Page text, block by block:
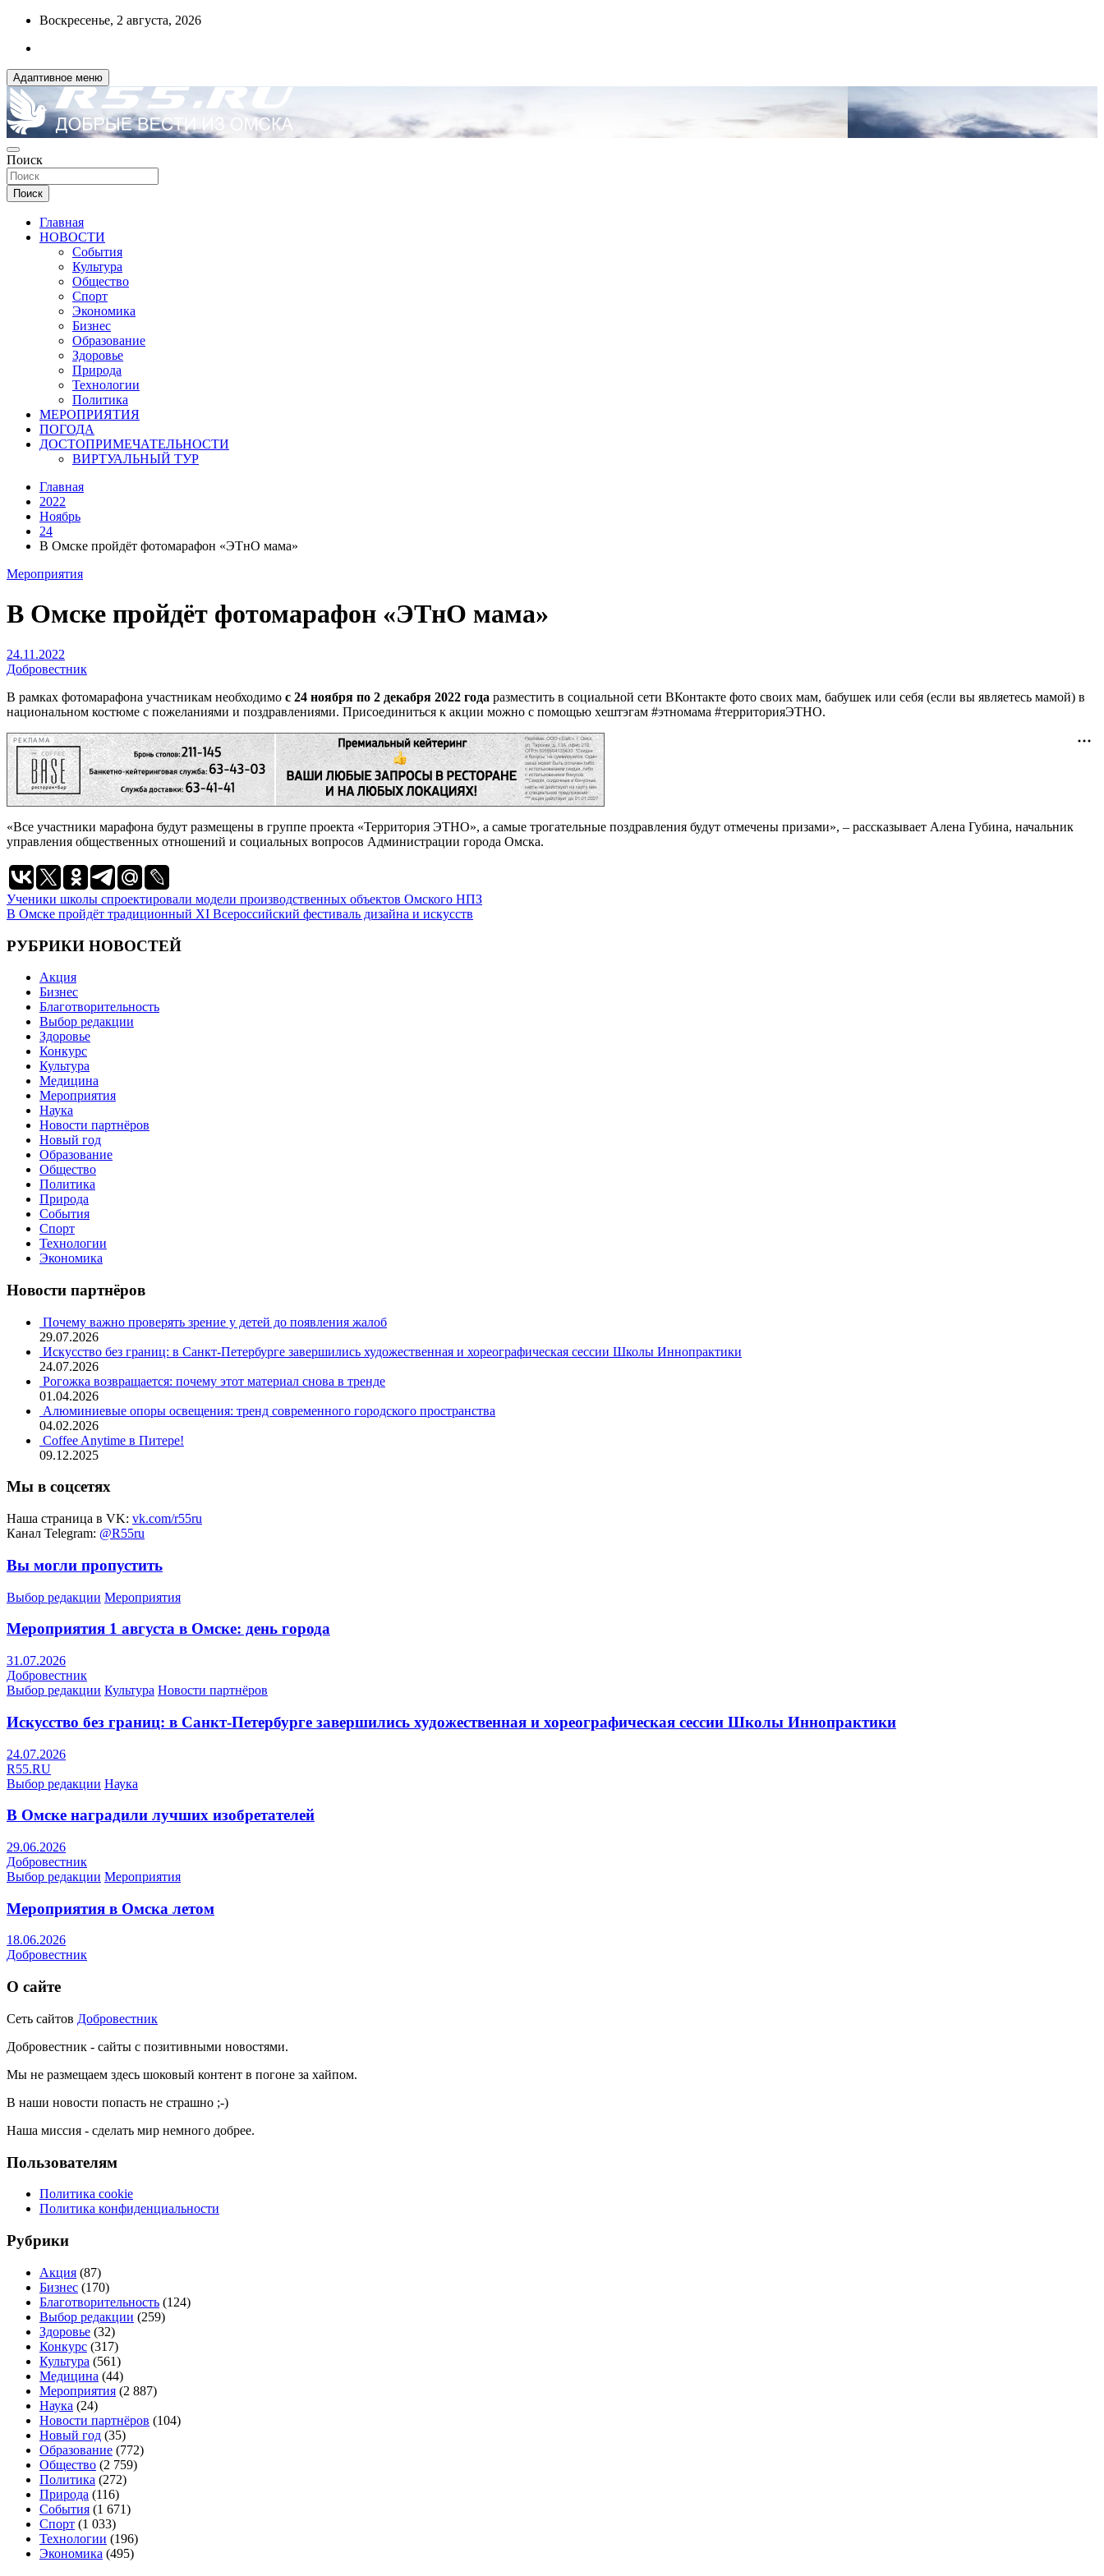
Перейти
содержимому
Воскресенье, 2 августа, 2026
Адаптивное меню
R55.RU
ДОБРЫЕ ВЕСТИ ИЗ ОМСКА
Поиск
Поиск
Главная
НОВОСТИ
События
Культура
Общество
Спорт
Экономика
Бизнес
Образование
Здоровье
Природа
Технологии
Политика
МЕРОПРИЯТИЯ
ПОГОДА
ДОСТОПРИМЕЧАТЕЛЬНОСТИ
ВИРТУАЛЬНЫЙ ТУР
Главная
2022
Ноябрь
24
В Омске пройдёт фотомарафон «ЭТнО мама»
Мероприятия
В Омске пройдёт фотомарафон «ЭТнО мама»
24.11.2022
Добровестник
В рамках фотомарафона участникам необходимо с 24 ноября по 2 декабря 2022 года разместить в социальной сети ВКонтакте фото своих мам, бабушек или себя (если вы являетесь мамой) в
национальном костюме с пожеланиями и поздравлениями. Присоединиться к акции можно с помощью хештэгам #этномама #территорияЭТНО.
РЕКЛАМА
«Все участники марафона будут размещены в группе проекта «Территория ЭТНО», а самые трогательные поздравления будут отмечены призами», – рассказывает Алена Губина, начальник
управления общественных отношений и социальных вопросов Администрации города Омска.
Навигация
по
записям
Ученики школы спроектировали модели производственных объектов Омского НПЗ
В Омске пройдёт традиционный XI Всероссийский фестиваль дизайна и искусств
РУБРИКИ НОВОСТЕЙ
Акция
Бизнес
Благотворительность
Выбор редакции
Здоровье
Конкурс
Культура
Медицина
Мероприятия
Наука
Новости партнёров
Новый год
Образование
Общество
Политика
Природа
События
Спорт
Технологии
Экономика
Новости партнёров
Почему важно проверять зрение у детей до появления жалоб
29.07.2026
Искусство без границ: в Санкт-Петербурге завершились художественная и хореографическая сессии Школы Иннопрактики
24.07.2026
Рогожка возвращается: почему этот материал снова в тренде
01.04.2026
Алюминиевые опоры освещения: тренд современного городского пространства
04.02.2026
Coffee Anytime в Питере!
09.12.2025
Мы в соцсетях
Наша страница в VK: vk.com/r55ru
Канал Telegram: @R55ru
Вы могли пропустить
Выбор редакции Мероприятия
Мероприятия 1 августа в Омске: день города
31.07.2026
Добровестник
Выбор редакции Культура Новости партнёров
Искусство без границ: в Санкт-Петербурге завершились художественная и хореографическая сессии Школы Иннопрактики
24.07.2026
R55.RU
Выбор редакции Наука
В Омске наградили лучших изобретателей
29.06.2026
Добровестник
Выбор редакции Мероприятия
Мероприятия в Омска летом
18.06.2026
Добровестник
О сайте
Сеть сайтов Добровестник
Добровестник - сайты с позитивными новостями.
Мы не размещаем здесь шоковый контент в погоне за хайпом.
В наши новости попасть не страшно ;-)
Наша миссия - сделать мир немного добрее.
Пользователям
Политика cookie
Политика конфиденциальности
Рубрики
Акция (87)
Бизнес (170)
Благотворительность (124)
Выбор редакции (259)
Здоровье (32)
Конкурс (317)
Культура (561)
Медицина (44)
Мероприятия (2 887)
Наука (24)
Новости партнёров (104)
Новый год (35)
Образование (772)
Общество (2 759)
Политика (272)
Природа (116)
События (1 671)
Спорт (1 033)
Технологии (196)
Экономика (495)